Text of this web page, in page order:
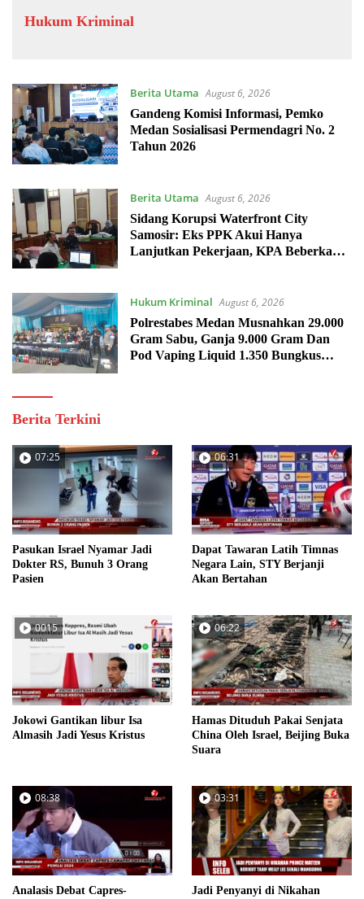
Hukum Kriminal
Berita Utama August 6, 2026
Gandeng Komisi Informasi, Pemko
Medan Sosialisasi Permendagri No. 2
Tahun 2026
Berita Utama August 6, 2026
Sidang Korupsi Waterfront City
Samosir: Eks PPK Akui Hanya
Lanjutkan Pekerjaan, KPA Beberkan
Hukum Kriminal August 6, 2026
Polrestabes Medan Musnahkan 29.000
Gram Sabu, Ganja 9.000 Gram Dan
Pod Vaping Liquid 1.350 Bungkus
Berita Terkini
07:25
Pasukan Israel Nyamar Jadi
Dokter RS, Bunuh 3 Orang
Pasien
06:31
Dapat Tawaran Latih Timnas
Negara Lain, STY Berjanji
Akan Bertahan
0015
Jokowi Gantikan libur Isa
Almasih Jadi Yesus Kristus
06:22
Hamas Dituduh Pakai Senjata
China Oleh Israel, Beijing Buka
Suara
08:38
Analasis Debat Capres-
03:31
Jadi Penyanyi di Nikahan